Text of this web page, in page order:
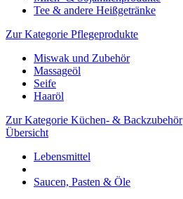
Tee & andere Heißgetränke
Zur Kategorie Pflegeprodukte
Miswak und Zubehör
Massageöl
Seife
Haaröl
Zur Kategorie Küchen- & Backzubehör
Übersicht
Lebensmittel
Saucen, Pasten & Öle